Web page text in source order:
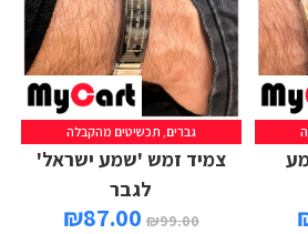
הוספה לסל
גברים תכשיטים מהקבלה
צמיד זמש 'שמע ישראל'
לגבר
₪99.00
₪87.00